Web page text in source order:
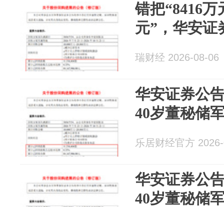
错把“8416万
元”，华安证
瑞财经 2026-08-06
华安证券公
40岁董秘储
乐居财经官方
华安证券公
40岁董秘储